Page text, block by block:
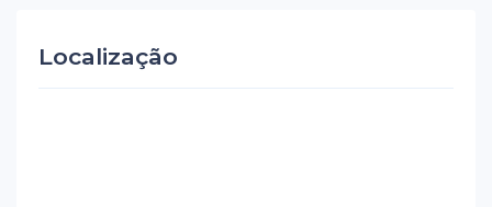
Localização